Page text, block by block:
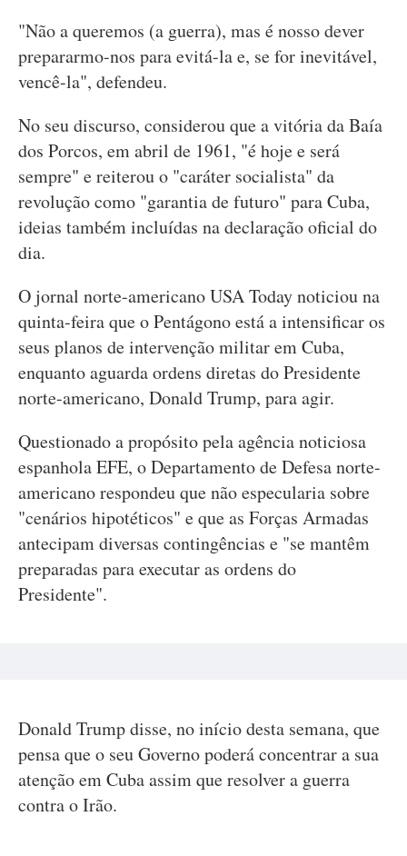
"Não a queremos (a guerra), mas é nosso dever
prepararmo-nos para evitá-la e, se for inevitável,
vencê-la", defendeu.
No seu discurso, considerou que a vitória da Baía
dos Porcos, em abril de 1961, "é hoje e será
sempre" e reiterou o "caráter socialista" da
revolução como "garantia de futuro" para Cuba,
ideias também incluídas na declaração oficial do
dia.
O jornal norte-americano USA Today noticiou na
quinta-feira que o Pentágono está a intensificar os
seus planos de intervenção militar em Cuba,
enquanto aguarda ordens diretas do Presidente
norte-americano, Donald Trump, para agir.
Questionado a propósito pela agência noticiosa
espanhola EFE, o Departamento de Defesa norte-
americano respondeu que não especularia sobre
"cenários hipotéticos" e que as Forças Armadas
antecipam diversas contingências e "se mantêm
preparadas para executar as ordens do
Presidente".
Donald Trump disse, no início desta semana, que
pensa que o seu Governo poderá concentrar a sua
atenção em Cuba assim que resolver a guerra
contra o Irão.